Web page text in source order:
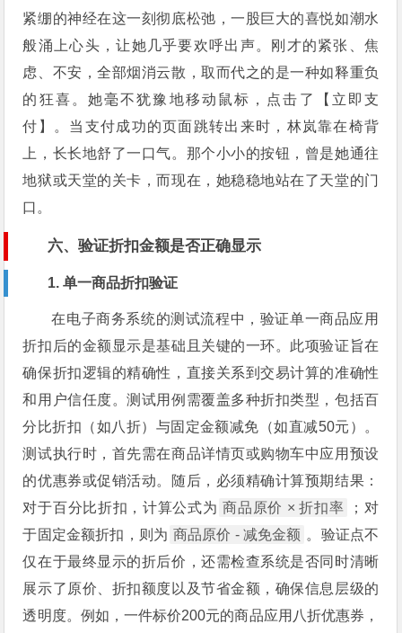
紧绷的神经在这一刻彻底松弛，一股巨大的喜悦如潮水
般涌上心头，让她几乎要欢呼出声。刚才的紧张、焦
虑、不安，全部烟消云散，取而代之的是一种如释重负
的狂喜。她毫不犹豫地移动鼠标，点击了【立即支
付】。当支付成功的页面跳转出来时，林岚靠在椅背
上，长长地舒了一口气。那个小小的按钮，曾是她通往
地狱或天堂的关卡，而现在，她稳稳地站在了天堂的门
口。
六、验证折扣金额是否正确显示
1. 单一商品折扣验证
在电子商务系统的测试流程中，验证单一商品应用
折扣后的金额显示是基础且关键的一环。此项验证旨在
确保折扣逻辑的精确性，直接关系到交易计算的准确性
和用户信任度。测试用例需覆盖多种折扣类型，包括百
分比折扣（如八折）与固定金额减免（如直减50元）。
测试执行时，首先需在商品详情页或购物车中应用预设
的优惠券或促销活动。随后，必须精确计算预期结果：
对于百分比折扣，计算公式为 商品原价 × 折扣率
；对
于固定金额折扣，则为 商品原价 - 减免金额 。验证点不
仅在于最终显示的折后价，还需检查系统是否同时清晰
展示了原价、折扣额度以及节省金额，确保信息层级的
透明度。例如，一件标价200元的商品应用八折优惠券，